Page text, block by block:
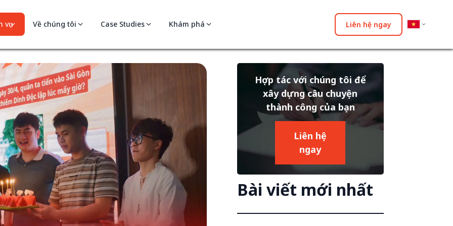
vụ Về chúng tôi Case Studies Khám phá Liên hệ ngay
Hợp tác với chúng tôi để
xây dựng câu chuyện
thành công của bạn
Liên hệ
ngay
Bài viết mới nhất